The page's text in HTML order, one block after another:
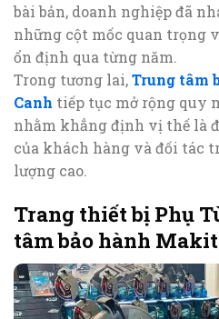
bài bản, doanh nghiệp đã
những cột mốc quan trọng
ổn định qua từng năm.
Trong tương lai,Trung tâm
Canh tiếp tục mở rộng quy
nhằm khẳng định vị thế là
của khách hàng và đối tác
lượng cao.
Trang thiết bị Phụ
tâm bảo hành